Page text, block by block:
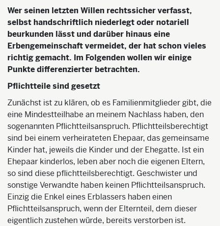
Wer seinen letzten Willen rechtssicher verfasst,
selbst handschriftlich niederlegt oder notariell
beurkunden lässt und darüber hinaus eine
Erbengemeinschaft vermeidet, der hat schon vieles
richtig gemacht. Im Folgenden wollen wir einige
Punkte differenzierter betrachten.
Pflichtteile sind gesetzt
Zunächst ist zu klären, ob es Familienmitglieder gibt, die
eine Mindestteilhabe an meinem Nachlass haben, den
sogenannten Pflichtteilsanspruch. Pflichtteilsberechtigt
sind bei einem verheirateten Ehepaar, das gemeinsame
Kinder hat, jeweils die Kinder und der Ehegatte. Ist ein
Ehepaar kinderlos, leben aber noch die eigenen Eltern,
so sind diese pflichtteilsberechtigt. Geschwister und
sonstige Verwandte haben keinen Pflichtteilsanspruch.
Einzig die Enkel eines Erblassers haben einen
Pflichtteilsanspruch, wenn der Elternteil, dem dieser
eigentlich zustehen würde, bereits verstorben ist.